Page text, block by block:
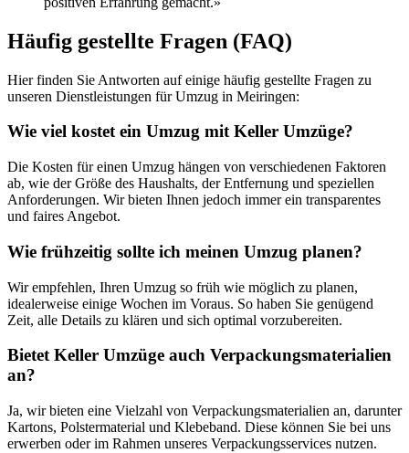
Häufig gestellte Fragen (FAQ)
Hier finden Sie Antworten auf einige häufig gestellte Fragen zu
unseren Dienstleistungen für Umzug in Meiringen:
Wie viel kostet ein Umzug mit Keller Umzüge?
Die Kosten für einen Umzug hängen von verschiedenen Faktoren
ab, wie der Größe des Haushalts, der Entfernung und speziellen
Anforderungen. Wir bieten Ihnen jedoch immer ein transparentes
und faires Angebot.
Wie frühzeitig sollte ich meinen Umzug planen?
Wir empfehlen, Ihren Umzug so früh wie möglich zu planen,
idealerweise einige Wochen im Voraus. So haben Sie genügend
Zeit, alle Details zu klären und sich optimal vorzubereiten.
Bietet Keller Umzüge auch Verpackungsmaterialien
an?
Ja, wir bieten eine Vielzahl von Verpackungsmaterialien an, darunter
Kartons, Polstermaterial und Klebeband. Diese können Sie bei uns
erwerben oder im Rahmen unseres Verpackungsservices nutzen.